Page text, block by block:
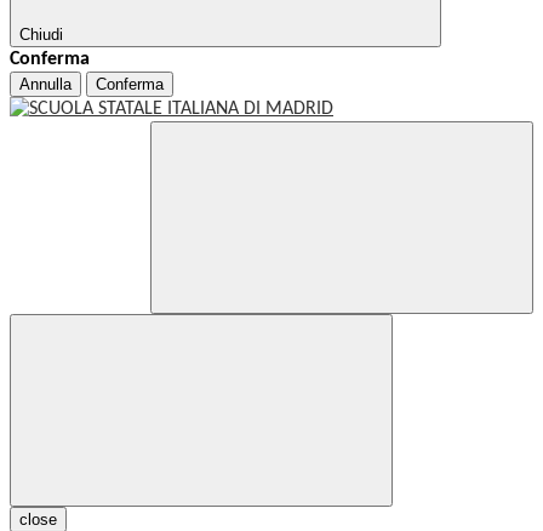
Chiudi
Conferma
Annulla Conferma
close